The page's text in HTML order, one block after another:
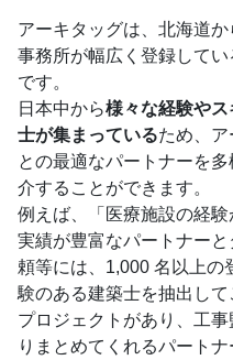
アーキタッグは、北海道
事務所が幅広く登録して
です。
日本中から様々な経験や
士が集まっているため、
との最適なパートナーを
介することができます。
例えば、「医療施設の経
実績が豊富なパートナー
頼等には、1,000 名以上の
験のある建築士を抽出し
プロジェクトがあり、工
りまとめてくれるパート